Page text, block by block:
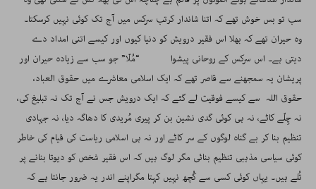
سب تو بس خوش تھے کہ اتنا شاندار کرتب سرکس میں آج تک کوئی نہیں کرسکتا۔
وہ حیران تھے کہ بھلا اس فقیر درویش کو دنیا کیوں اور کیسے اتنی امداد دے
دیتی ہے۔ اس سرکس کے روحانی پیشوا “مُلّا” جو سب سے زیادہ حیران اور
پریشان یہ سمجھنے سے قاصر تھے کہ ایک اسلامی معاشرے میں حقوق العباد،
حقوق اللہ سے کیسے فوقیت لے گئے کہ ایک درویش جس نے آج تک نہ تبلیغ کی،
نہ چِلّے کاٹے، نہ ہی کوئی گدی نشین بن کر پیری مُریدی کا دھاگہ دیا، نہ جہادی
تنظیم بنا کر بے گناہ لوگوں کے سر کاٹے اور نہ ہی اسلامی ریاست کی قیام کی خاطر
کوئی سیاسی مذہبی تنظیم بنائی مگر لوگ ہیں کہ اس فقیر شخص کو دیوتا بنانے پر
تُلے ہیں۔ یہاں کوئی کسی سے کُچھ نہیں کہتا مگراپنے اندر یہ ضرور جانتا ہے کہ